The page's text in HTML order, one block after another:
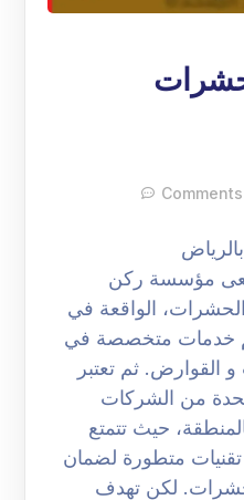
حيث تسعى مؤسسة ركن
الحشرات، الواقعة في
خدمات متخصصة في
القوارض. ثم تعتبر
من الشركات
حيث تتمتع
متطورة لضمان
لكن تهدف